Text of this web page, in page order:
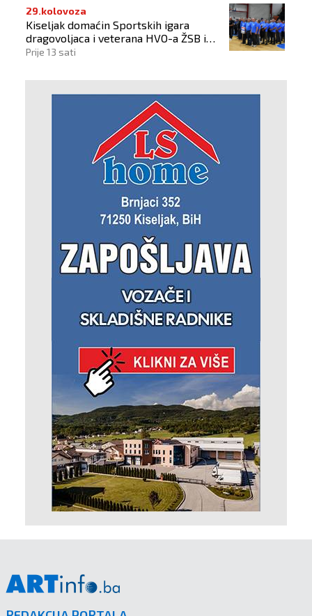
29.kolovoza
Kiseljak domaćin Sportskih igara
dragovoljaca i veterana HVO-a ŽSB i
Dana branitelja
Prije 13 sati